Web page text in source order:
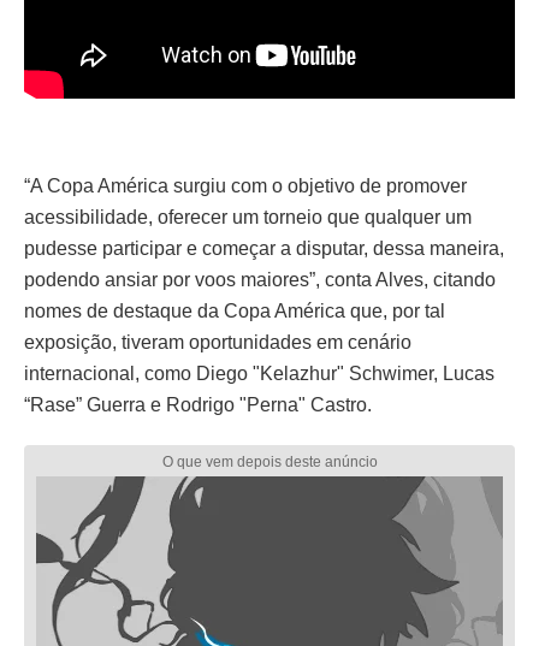
“A Copa América surgiu com o objetivo de promover
acessibilidade, oferecer um torneio que qualquer um
pudesse participar e começar a disputar, dessa maneira,
podendo ansiar por voos maiores”, conta Alves, citando
nomes de destaque da Copa América que, por tal
exposição, tiveram oportunidades em cenário
internacional, como Diego "Kelazhur" Schwimer, Lucas
“Rase” Guerra e Rodrigo "Perna" Castro.